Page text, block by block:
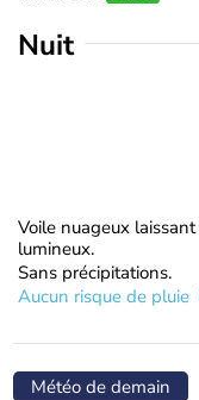
Nuit
Voile nuageux
lumineux.
Sans précipitations.
Aucun risque de pluie
Météo de demain